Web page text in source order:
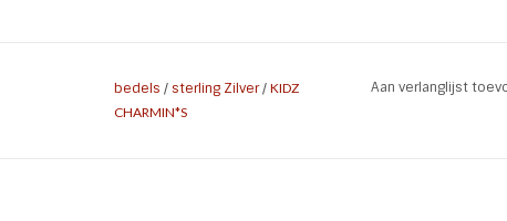
bedels /sterling Zilver/ KIDZ
CHARMIN*S
Aan verlanglijst